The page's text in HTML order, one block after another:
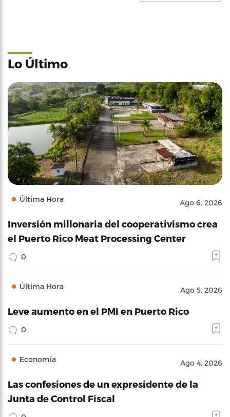
Lo Último
Última Hora Ago 6, 2026
Inversión millonaria del cooperativismo crea
el Puerto Rico Meat Processing Center
0
Última Hora Ago 5, 2026
Leve aumento en el PMI en Puerto Rico
0
Economía Ago 4, 2026
Las confesiones de un expresidente de la
Junta de Control Fiscal